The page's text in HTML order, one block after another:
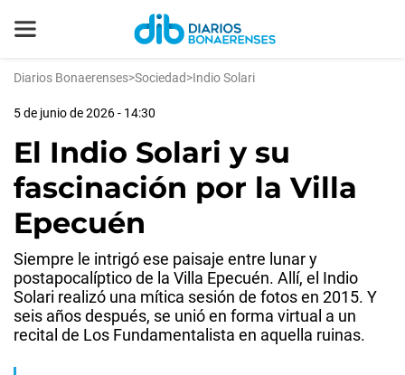
Diarios Bonaerenses>Sociedad>Indio Solari
5 de junio de 2026 - 14:30
El Indio Solari y su
fascinación por la Villa
Epecuén
Siempre le intrigó ese paisaje entre lunar y
postapocalíptico de la Villa Epecuén. Allí, el Indio
Solari realizó una mítica sesión de fotos en 2015. Y
seis años después, se unió en forma virtual a un
recital de Los Fundamentalista en aquella ruinas.